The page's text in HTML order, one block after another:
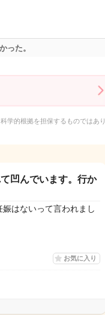
った。
学的根拠を担保するものではあり
凹んでいます。行か
はないって言われまし
お気に入り